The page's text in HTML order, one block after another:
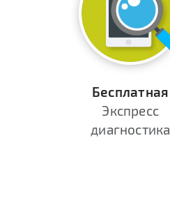
Бесплатная
Экспресс
диагностика